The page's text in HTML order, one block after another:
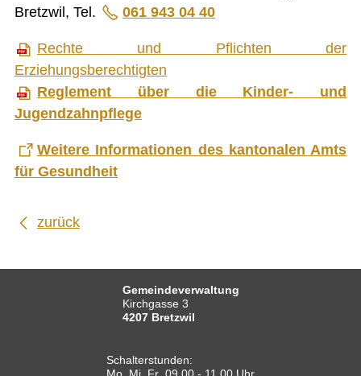
Datenschutz
Bretzwil, Tel.
061 943 04 40
Rechte und Pflichten der
Erziehungsberechtigten
Reglement über die Kinder- und
Jugendzahnpflege
Weitere Informationen des kantonalen Amts
für Gesundheit
zurück
Gemeindeverwaltung
Kirchgasse 3
4207 Bretzwil
Schalterstunden:
Mo, Mi, Fr 09.00 - 11.00 Uhr